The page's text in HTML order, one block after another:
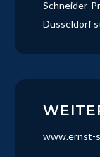
Schneider-
Düsseldorf
www.ernst-